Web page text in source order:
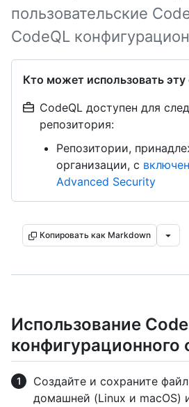
пользовательские
CodeQL
Кто может использовать
CodeQL доступен для
репозитория:
Репозитории,
организации, с
Advanced Security
Копировать как Markdown
Использование
конфигурационного
Создайте и сохраните файл
домашней (Linux и macOS)